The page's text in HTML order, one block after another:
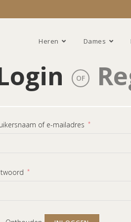
Heren Dames
OF
of e-mailadres *
*